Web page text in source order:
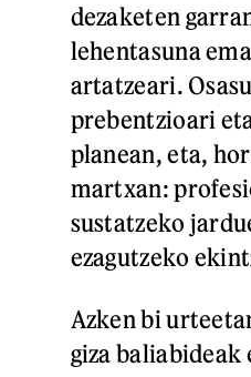
dezaketen
lehentasuna
artatzeari.
prebentzioari
planean, eta,
martxan:
sustatzeko
ezagutzeko
Azken bi
giza